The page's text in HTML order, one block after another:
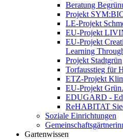
Beratung
Projekt
LE-Projekt
EU-Projekt
EU-Projekt
Learning
Projekt Stadtgrün
Torfausstieg für
ETZ-Projekt
EU-Projekt
EDUGARD -
ReHABITAT
Soziale Einrichtungen
Gartenwissen